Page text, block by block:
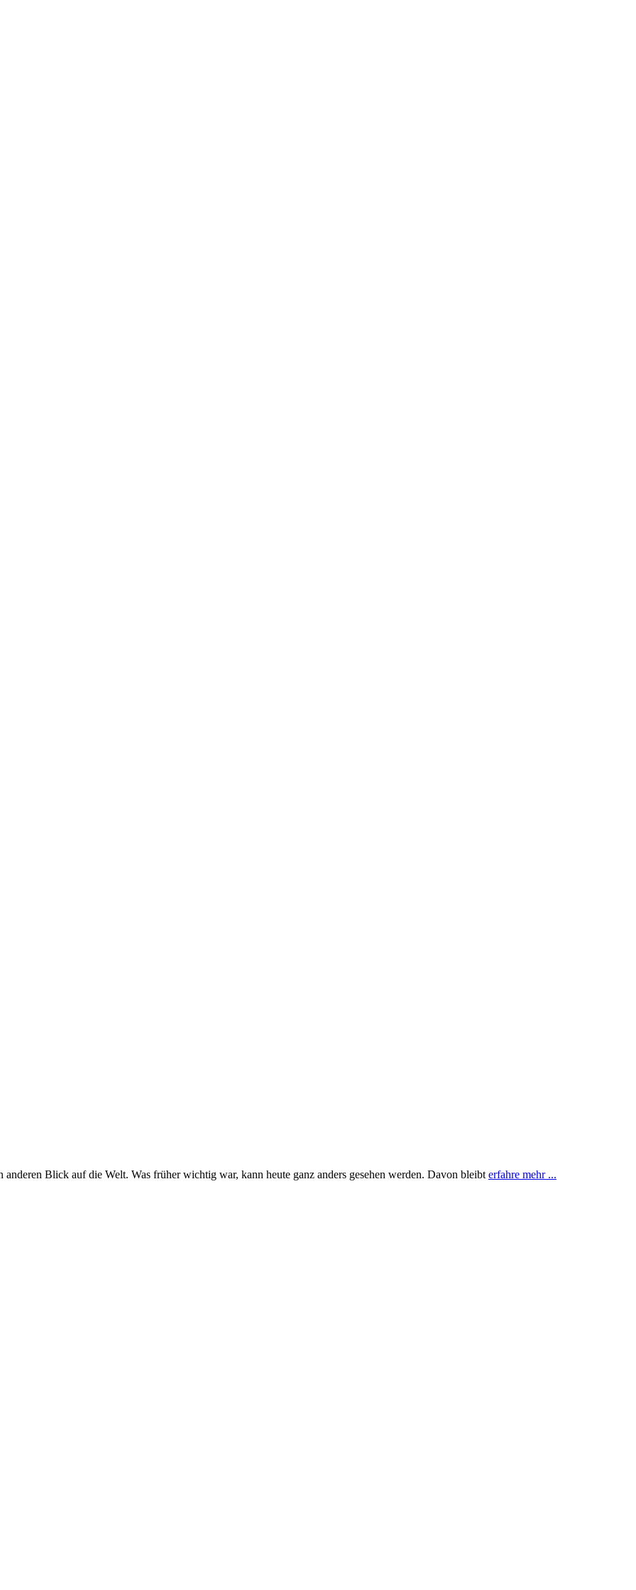
Blick auf die Welt. Was früher wichtig war, kann heute ganz anders gesehen werden. Davon bleibt erfahre mehr ...